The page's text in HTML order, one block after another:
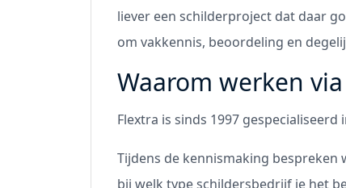
liever een schilderproject dat daar
om vakkennis, beoordeling en
Waarom werken
Flextra is sinds 1997
Tijdens de kennismaking bespreken
bij welk type schildersbedrijf je het